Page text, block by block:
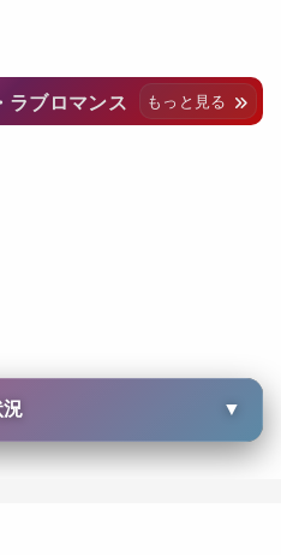
ラブロマンス もっと見る
況 ▼